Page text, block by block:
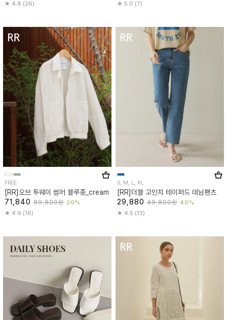
4.8 (26)
5.0 (7)
FREE
[RR]오브 투웨이 썸머 블루종_cream
71,84089,800원 20%
4.9 (16)
S, M, L, XL
[RR]더블 고인치 테이퍼드 데님팬츠
29,88049,800원 40%
4.5 (13)